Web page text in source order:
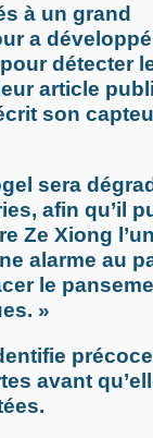
à un grand
a
détecter
article
son
sera
afin qu’il
Ze Xiong
alarme au
le
»
avant